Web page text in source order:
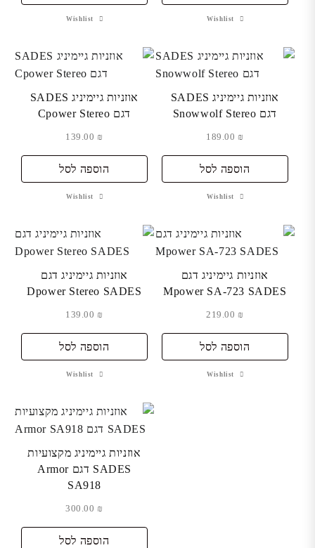
Wishlist Wishlist
אוזניות גיימיניג SADES
דגם Cpower Stereo
₪
הוספה לסל
Wishlist
אוזניות גיימיניג SADES
דגם Snowwolf Stereo
₪
הוספה לסל
Wishlist
אוזניות גיימיניג דגם
Dpower Stereo SADES
₪
הוספה לסל
Wishlist
אוזניות גיימיניג דגם
Mpower SA-723 SADES
₪
הוספה לסל
Wishlist
אוזניות גיימיניג מקצועיות
SADES דגם Armor
SA918
₪
הוספה לסל